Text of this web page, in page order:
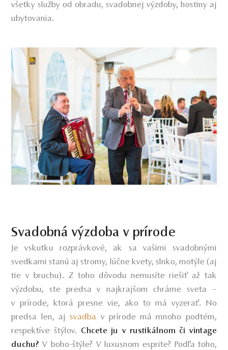
všetky služby od obradu, svadobnej výzdoby, hostiny aj
ubytovania.
Svadobná výzdoba v prírode
Je vskutku rozprávkové, ak sa vašimi svadobnými
svedkami stanú aj stromy, lúčne kvety, slnko, motýle (aj
tie v bruchu). Z toho dôvodu nemusíte riešiť až tak
výzdobu, ste predsa v najkrajšom chráme sveta –
v prírode, ktorá presne vie, ako to má vyzerať. No
predsa len, ajsvadba v prírode má mnoho podtém,
respektíve štýlov.
Chcete ju v rustikálnom či vintage
duchu? V boho-štýle? V luxusnom esprite? Podľa toho,